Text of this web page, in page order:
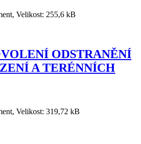
Velikost: 255,6 kB
ODSTRANĚNÍ
A TERÉNNÍCH
Velikost: 319,72 kB